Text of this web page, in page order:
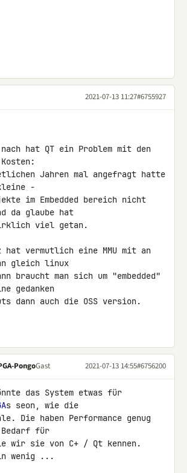
2021-07-13 11:27#6755927
nach hat QT ein Problem mit den
Jahren mal angefragt hatte
-
im Embedded bereich nicht
da glaube hat
viel getan.
hat vermutlich eine MMU mit an
gleich linux
braucht man sich um "embedded"
gedanken
dann auch die OSS version.
PongoGast 2021-07-13 14:55#6756200
das System etwas für
s seon, wie die
Die haben Performance genug
Bedarf für
wir sie von C+ / Qt kennen.
wenig ...